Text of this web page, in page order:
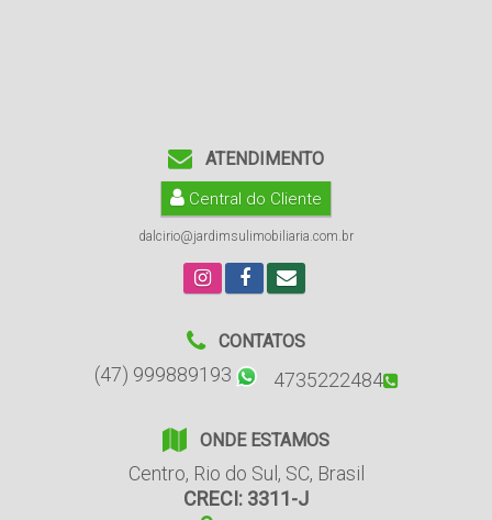
ATENDIMENTO
Central do Cliente
dalcirio@jardimsulimobiliaria.com.br
CONTATOS
(47) 999889193 4735222484
ONDE ESTAMOS
Centro, Rio do Sul , SC, Brasil
CRECI: 3311-J